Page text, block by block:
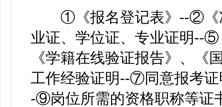
①《报名登记表》--②《
业证、学位证、专业证明--
《学籍在线验证报告》、
工作经验证明--⑦同意报考
-⑨岗位所需的资格职称等证